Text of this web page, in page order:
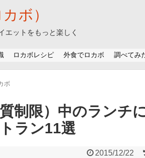
ボ）
エットをもっと楽しく
ロカボレシピ 外食でロカボ 調べてみ
ボ
制限）中のランチ
ラン11選
2015/12/22